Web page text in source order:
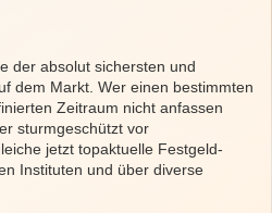
der absolut sichersten und
dem Markt. Wer einen bestimmten
Zeitraum nicht anfassen
sturmgeschützt vor
jetzt topaktuelle Festgeld-
Instituten und über diverse